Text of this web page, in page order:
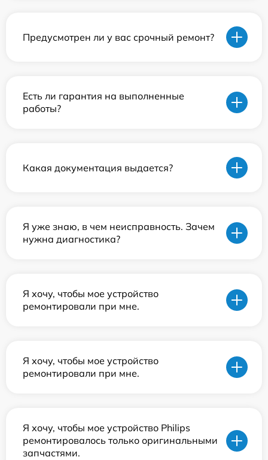
Предусмотрен ли у вас срочный ремонт?
Есть ли гарантия на выполненные
работы?
Какая документация выдается?
Я уже знаю, в чем неисправность. Зачем
нужна диагностика?
Я хочу, чтобы мое устройство
ремонтировали при мне.
Я хочу, чтобы мое устройство
ремонтировали при мне.
Я хочу, чтобы мое устройство Philips
ремонтировалось только оригинальными
запчастями.